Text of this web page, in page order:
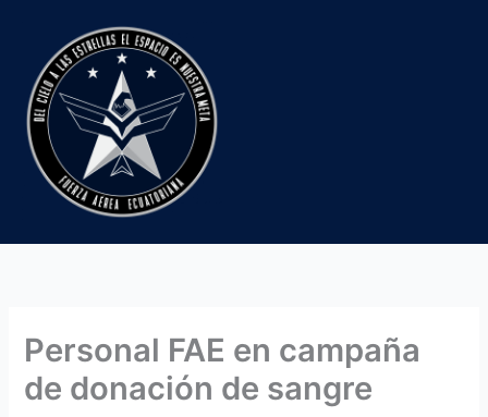
contenido
Personal FAE en campaña
de donación de sangre